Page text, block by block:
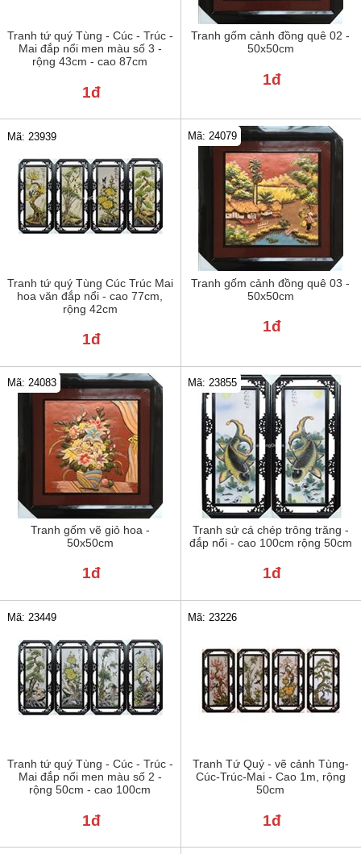
Tranh tứ quý Tùng - Cúc - Trúc -
Mai đắp nổi men màu số 3 -
rộng 43cm - cao 87cm
1đ
Tranh gốm cảnh đồng quê 02 -
50x50cm
1đ
Tranh tứ quý Tùng Cúc Trúc Mai
hoa văn đắp nổi - cao 77cm,
rộng 42cm
Mã: 23939
1đ
Tranh gốm cảnh đồng quê 03 -
50x50cm
Mã: 24079
1đ
Tranh gốm vẽ giỏ hoa -
50x50cm
Mã: 24083
1đ
Tranh sứ cá chép trông trăng -
đắp nổi - cao 100cm rộng 50cm
Mã: 23855
1đ
Tranh tứ quý Tùng - Cúc - Trúc -
Mai đắp nổi men màu số 2 -
rộng 50cm - cao 100cm
Mã: 23449
1đ
Tranh Tứ Quý - vẽ cảnh Tùng-
Cúc-Trúc-Mai - Cao 1m, rộng
50cm
Mã: 23226
1đ